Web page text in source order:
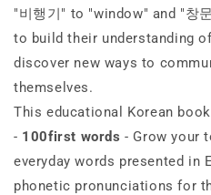
"비행기" to "window" and "창
to build their understanding
discover new ways to
themselves.
This educational Korean
- 100first words - Grow your
everyday words presented in
phonetic pronunciations for